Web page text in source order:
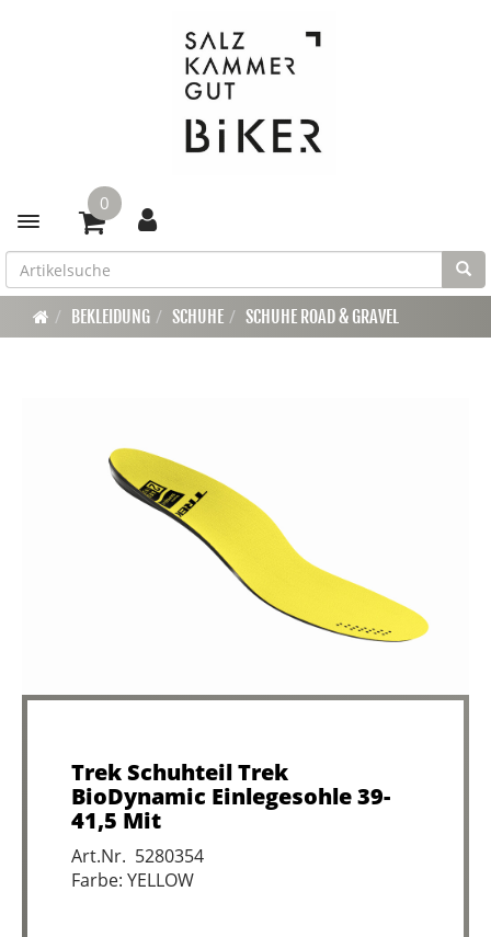
Toggle navigation
0
BEKLEIDUNG SCHUHE SCHUHE ROAD & GRAVEL
Trek Schuhteil Trek
BioDynamic Einlegesohle 39-
41,5 Mit
Art.Nr. 5280354
Farbe: YELLOW